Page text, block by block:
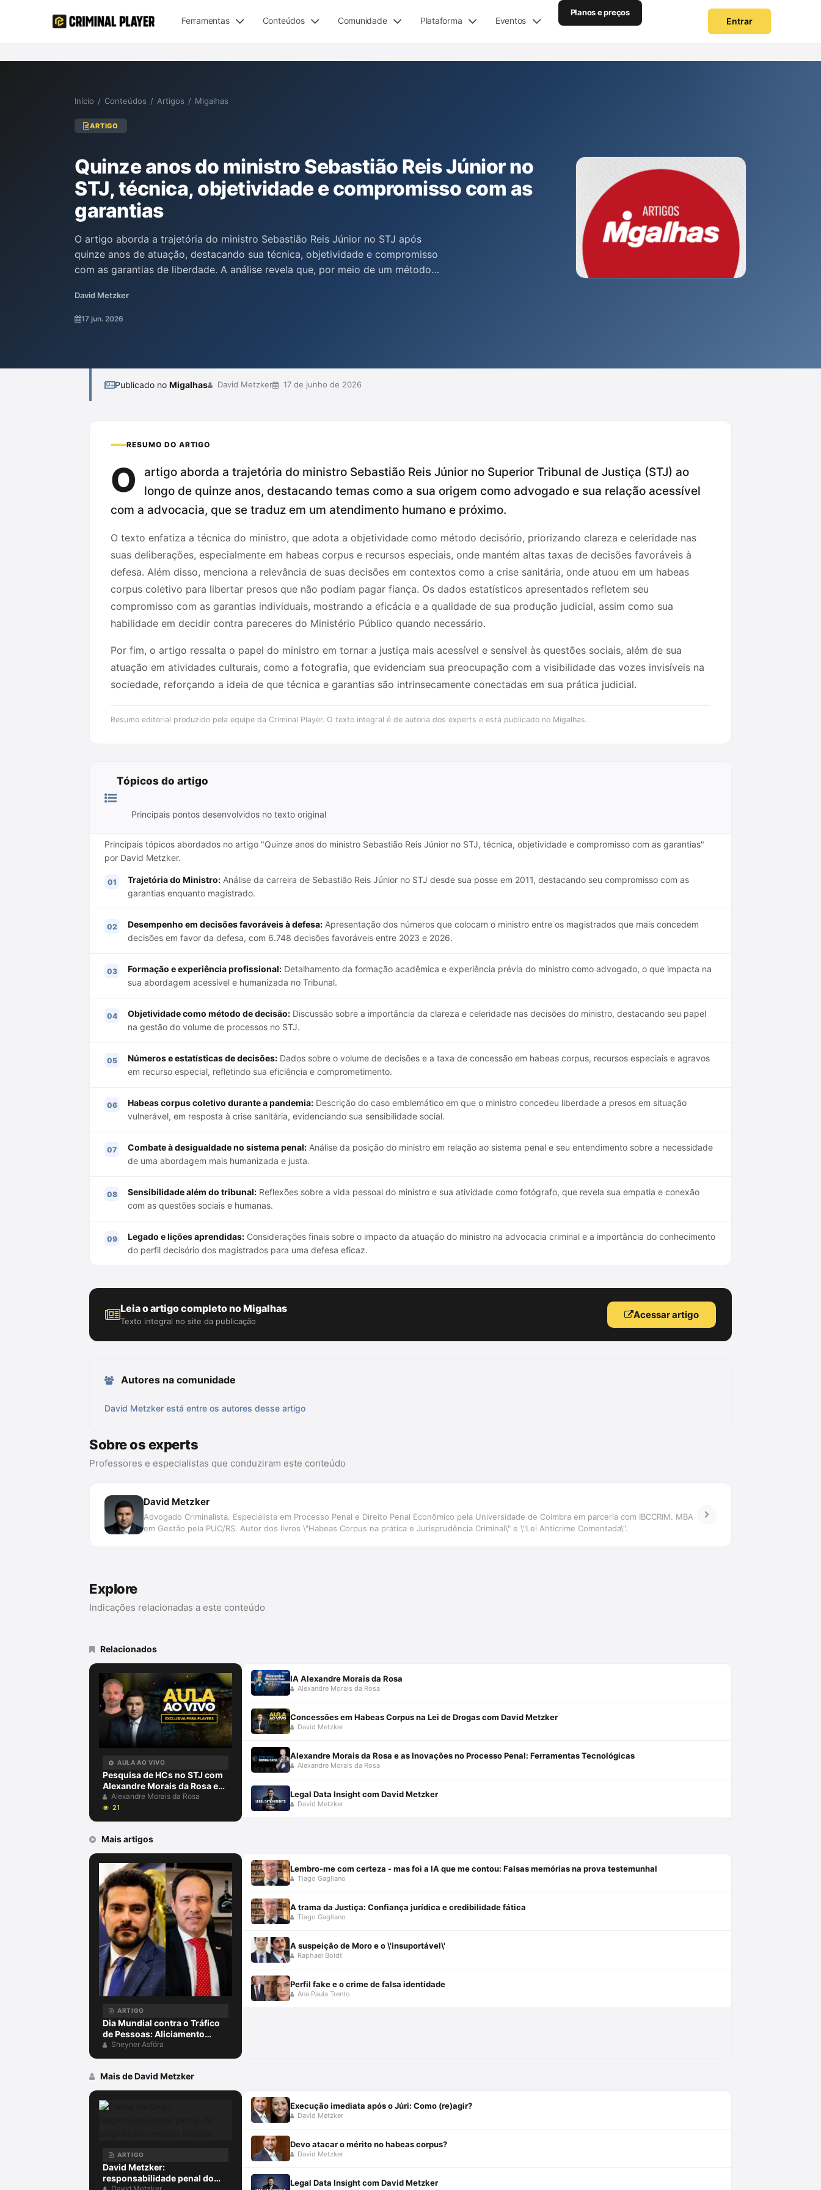
Ferramentas Conteúdos Comunidade Plataforma Eventos
Planos e preços
Entrar
Início / Conteúdos / Artigos / Migalhas
ARTIGO
Quinze anos do ministro Sebastião Reis Júnior no
STJ, técnica, objetividade e compromisso com as
garantias
O artigo aborda a trajetória do ministro Sebastião Reis Júnior no STJ após
quinze anos de atuação, destacando sua técnica, objetividade e compromisso
com as garantias de liberdade. A análise revela que, por meio de um método
líderes em decisões favoráveis à defesa, demonstrando que eficiência e
proteção de direitos fundamentais podem coexistir. Assim, sua atuação é
David Metzker
17 jun. 2026
Publicado no Migalhas David Metzker 17 de junho de 2026
RESUMO DO ARTIGO
O
artigo aborda a trajetória do ministro Sebastião Reis Júnior no Superior Tribunal de Justiça (STJ) ao
longo de quinze anos, destacando temas como a sua origem como advogado e sua relação acessível
com a advocacia, que se traduz em um atendimento humano e próximo.
O texto enfatiza a técnica do ministro, que adota a objetividade como método decisório, priorizando clareza e celeridade nas
suas deliberações, especialmente em habeas corpus e recursos especiais, onde mantém altas taxas de decisões favoráveis à
defesa. Além disso, menciona a relevância de suas decisões em contextos como a crise sanitária, onde atuou em um habeas
corpus coletivo para libertar presos que não podiam pagar fiança. Os dados estatísticos apresentados refletem seu
compromisso com as garantias individuais, mostrando a eficácia e a qualidade de sua produção judicial, assim como sua
habilidade em decidir contra pareceres do Ministério Público quando necessário.
Por fim, o artigo ressalta o papel do ministro em tornar a justiça mais acessível e sensível às questões sociais, além de sua
atuação em atividades culturais, como a fotografia, que evidenciam sua preocupação com a visibilidade das vozes invisíveis na
sociedade, reforçando a ideia de que técnica e garantias são intrinsecamente conectadas em sua prática judicial.
Resumo editorial produzido pela equipe da Criminal Player. O texto integral é de autoria dos experts e está publicado no Migalhas.
Tópicos do artigo
Principais pontos desenvolvidos no texto original
Principais tópicos abordados no artigo "Quinze anos do ministro Sebastião Reis Júnior no STJ, técnica, objetividade e compromisso com as garantias"
por David Metzker.
Trajetória do Ministro: Análise da carreira de Sebastião Reis Júnior no STJ desde sua posse em 2011, destacando seu compromisso com as
garantias enquanto magistrado.
Desempenho em decisões favoráveis à defesa: Apresentação dos números que colocam o ministro entre os magistrados que mais concedem
decisões em favor da defesa, com 6.748 decisões favoráveis entre 2023 e 2026.
Formação e experiência profissional: Detalhamento da formação acadêmica e experiência prévia do ministro como advogado, o que impacta na
sua abordagem acessível e humanizada no Tribunal.
Objetividade como método de decisão: Discussão sobre a importância da clareza e celeridade nas decisões do ministro, destacando seu papel
na gestão do volume de processos no STJ.
Números e estatísticas de decisões: Dados sobre o volume de decisões e a taxa de concessão em habeas corpus, recursos especiais e agravos
em recurso especial, refletindo sua eficiência e comprometimento.
Habeas corpus coletivo durante a pandemia: Descrição do caso emblemático em que o ministro concedeu liberdade a presos em situação
vulnerável, em resposta à crise sanitária, evidenciando sua sensibilidade social.
Combate à desigualdade no sistema penal: Análise da posição do ministro em relação ao sistema penal e seu entendimento sobre a necessidade
de uma abordagem mais humanizada e justa.
Sensibilidade além do tribunal: Reflexões sobre a vida pessoal do ministro e sua atividade como fotógrafo, que revela sua empatia e conexão
com as questões sociais e humanas.
Legado e lições aprendidas: Considerações finais sobre o impacto da atuação do ministro na advocacia criminal e a importância do conhecimento
do perfil decisório dos magistrados para uma defesa eficaz.
Leia o artigo completo no Migalhas
Texto integral no site da publicação
Acessar artigo
Autores na comunidade
David Metzker está entre os autores desse artigo
Sobre os experts
Professores e especialistas que conduziram este conteúdo
David Metzker
Advogado Criminalista. Especialista em Processo Penal e Direito Penal Econômico pela Universidade de Coimbra em parceria com IBCCRIM. MBA
em Gestão pela PUC/RS. Autor dos livros \"Habeas Corpus na prática e Jurisprudência Criminal\" e \"Lei Anticrime Comentada\".
Explore
Indicações relacionadas a este conteúdo
Relacionados
AULA AO VIVO
Pesquisa de HCs no STJ com
Alexandre Morais da Rosa e
David Metzker
Alexandre Morais da Rosa
21
IA Alexandre Morais da Rosa
Alexandre Morais da Rosa
Concessões em Habeas Corpus na Lei de Drogas com David Metzker
David Metzker
Alexandre Morais da Rosa e as Inovações no Processo Penal: Ferramentas Tecnológicas
Alexandre Morais da Rosa
Legal Data Insight com David Metzker
David Metzker
Mais artigos
ARTIGO
Dia Mundial contra o Tráfico
de Pessoas: Aliciamento
digital, aprisionamento e
o papel da advocacia criminal
Sheyner Asfóra
Lembro-me com certeza - mas foi a IA que me contou: Falsas memórias na prova testemunhal
Tiago Gagliano
A trama da Justiça: Confiança jurídica e credibilidade fática
Tiago Gagliano
A suspeição de Moro e o \'insuportável\'
Raphael Boldt
Perfil fake e o crime de falsa identidade
Ana Paula Trento
Mais de David Metzker
ARTIGO
David Metzker:
responsabilidade penal do
Execução imediata após o Júri: Como (re)agir?
David Metzker
Devo atacar o mérito no habeas corpus?
David Metzker
Legal Data Insight com David Metzker